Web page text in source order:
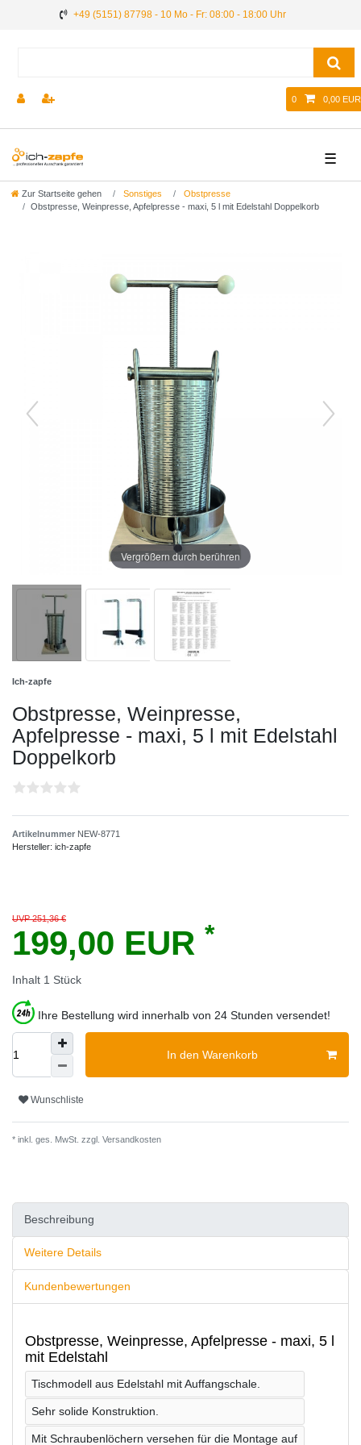
+49 (5151) 87798 - 10 Mo - Fr: 08:00 - 18:00 Uhr
0 0,00 EUR
☰
Zur Startseite gehen Sonstiges
Obstpresse
Obstpresse, Weinpresse, Apfelpresse - maxi, 5 l mit Edelstahl Doppelkorb
Vergrößern durch berühren
Ich-zapfe
Obstpresse, Weinpresse,
Apfelpresse - maxi, 5 l mit Edelstahl
Doppelkorb
Artikelnummer NEW-8771
Hersteller: ich-zapfe
UVP 251,36 €
199,00 EUR *
Inhalt 1 Stück
Ihre Bestellung wird innerhalb von 24 Stunden versendet!
In den Warenkorb
Wunschliste
* inkl. ges. MwSt. zzgl. Versandkosten
Beschreibung
Weitere Details
Kundenbewertungen
Obstpresse, Weinpresse, Apfelpresse - maxi, 5 l
mit Edelstahl
Tischmodell aus Edelstahl mit Auffangschale.
Sehr solide Konstruktion.
Mit Schraubenlöchern versehen für die Montage auf